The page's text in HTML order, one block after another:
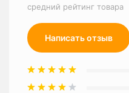
средний рейтинг товара
Написать отзыв